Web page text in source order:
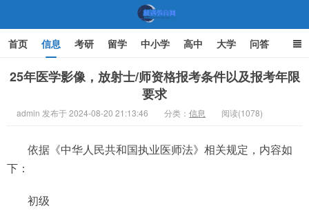
机遇教育网
首页 信息 考研 留学 中小学 高中 大学 问答
文化 家庭教育
25年医学影像，放射士/师资格报考条件以及报考年限
要求
admin 发布于 2024-08-20 21:13:46 分类： 信息 阅读(1078)
依据《中华人民共和国执业医师法》相关规定，内容如
下：
初级